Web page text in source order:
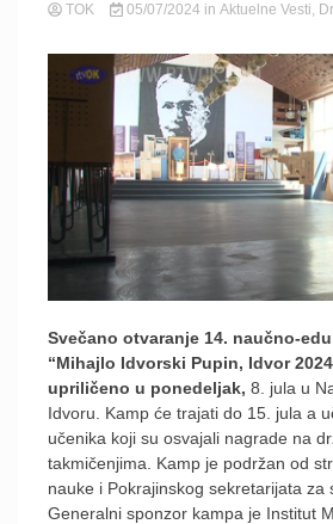
TOK 05/07/2024 in Aktuelne Vesti,
Svečano otvaranje 14. naučno-
“Mihajlo Idvorski Pupin, Idvor
upriličeno u ponedeljak, 8. jula u
Idvoru. Kamp će trajati do 15. jula a
učenika koji su osvajali nagrade na
takmičenjima. Kamp je podržan od
nauke i Pokrajinskog sekretarijata za
Generalni sponzor kampa je Institut